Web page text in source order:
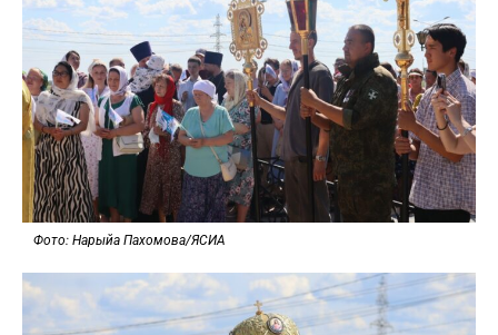
Фото: Нарыйа Пахомова/ЯСИА